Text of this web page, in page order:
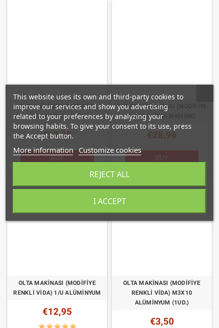
OLTA MAKINASI (MODIFIYE
RENKLI VIDA) 1/U [CE]
€12,95
BUY
KITI OLTA MAKINASI (MODIFIYE
RENKLI VIDA) SHIMANO
€28,96
BUY
OLTA MAKINASI (MODIFIYE
RENKLI VIDA) 1/U ALÜMİNYUM
€12,95
OLTA MAKINASI (MODIFIYE
RENKLI VIDA) M3X10
ALÜMİNYUM (1UD.)
€3,50
This website uses its own and third-party cookies to
improve our services and show you advertising
related to your preferences by analyzing your
browsing habits. To give your consent to its use, press
the Accept button.
More information Customize cookies
REJECT ALL
I ACCEPT